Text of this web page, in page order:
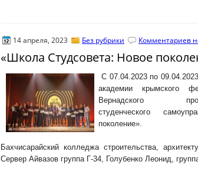
14 апреля, 2023 Без рубрики Комментариев
«Школа Студсовета: Новое
С 07.04.2023 по
академии крымского
Вернадского прошел
студенческого
поколение».
Бахчисарайский колледжа строительства,
Сервер Айвазов группа Г-34, Голубенко Леонид,